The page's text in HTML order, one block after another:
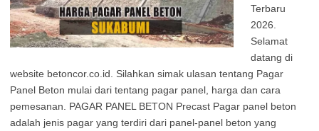
Terbaru
2026.
Selamat
datang di
website betoncor.co.id. Silahkan simak ulasan tentang Pagar
Panel Beton mulai dari tentang pagar panel, harga dan cara
pemesanan. PAGAR PANEL BETON Precast Pagar panel beton
adalah jenis pagar yang terdiri dari panel-panel beton yang